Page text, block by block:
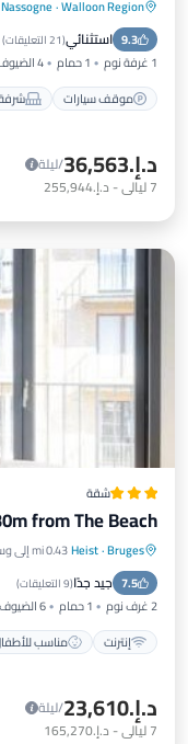
Walloon Region
·
Nassogne
9.3 استثنائي(21 التعليقات )
1 غرفة نوم 1 حمام 4 الضيوف
موقف سيارات
موقف سيارات
إنترنت
د.إ.‏36,563
/ليلة
7ليالي- د.إ.‏255,944
شقة
from The Beach
Bruges
·
Heist0.43 mi إلى وسط المدينة
7.5 جيد جدًا(9 التعليقات )
2 غرف نوم 1 حمام 6 الضيوف
إنترنت
مناسب
إنترنت
تسهيلات لذوي
د.إ.‏23,610
/ليلة
7ليالي- د.إ.‏165,270